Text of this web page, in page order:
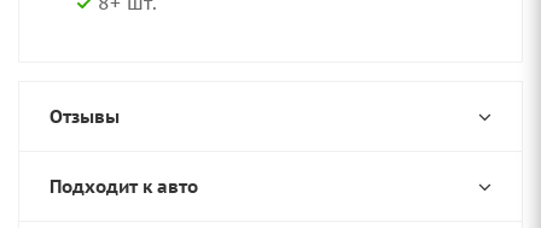
Отзывы
Подходит к авто